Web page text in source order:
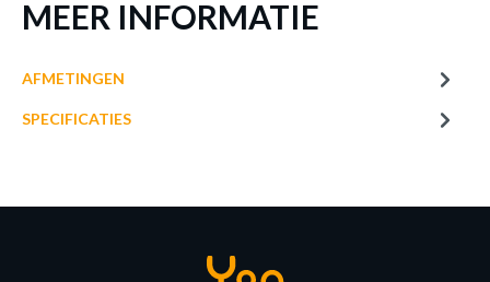
MEER INFORMATIE
AFMETINGEN
SPECIFICATIES